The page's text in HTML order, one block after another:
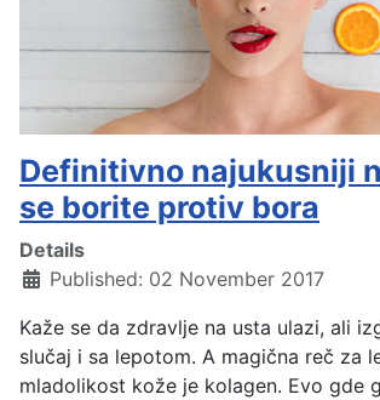
Definitivno najukusniji
se borite protiv bora
Details
Published: 02 November 2017
Kaže se da zdravlje na usta ulazi, ali
slučaj i sa lepotom. A magična reč za
mladolikost kože je kolagen. Evo gde